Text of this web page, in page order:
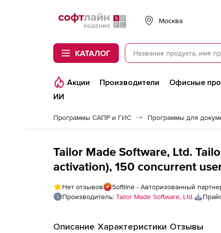
Softline
Москва
КАТАЛОГ
Акции Производители Офисные
ИИ
Программы САПР и ГИС Программы для
Tailor Made Software, Ltd.
activation), 150 concurrent
Нет отзывов
Softline - Авторизованный
Производитель: Tailor Made Software, Ltd.
Описание Характеристики Отзывы